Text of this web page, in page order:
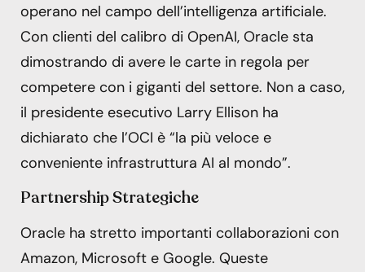
operano nel campo dell’intelligenza artificiale.
Con clienti del calibro di OpenAI, Oracle sta
dimostrando di avere le carte in regola per
competere con i giganti del settore. Non a caso,
il presidente esecutivo Larry Ellison ha
dichiarato che l’OCI è “la più veloce e
conveniente infrastruttura AI al mondo”.
Partnership Strategiche
Oracle ha stretto importanti collaborazioni con
Amazon, Microsoft e Google. Queste